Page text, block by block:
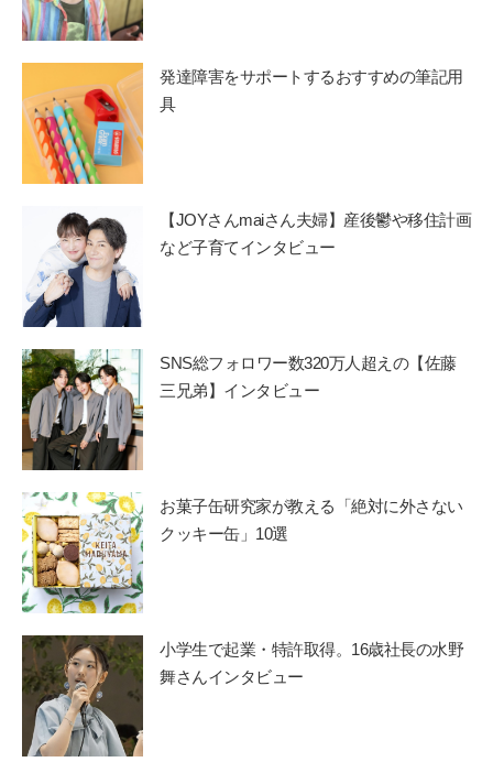
発達障害をサポートするおすすめの筆記用
具
【JOYさんmaiさん夫婦】産後鬱や移住計画
など子育てインタビュー
SNS総フォロワー数320万人超えの【佐藤
三兄弟】インタビュー
お菓子缶研究家が教える「絶対に外さない
クッキー缶」10選
小学生で起業・特許取得。16歳社長の水野
舞さんインタビュー